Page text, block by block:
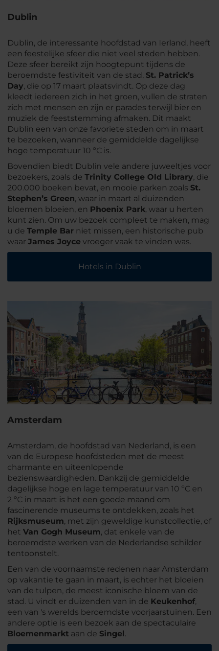
Dublin
Dublin, de interessante hoofdstad van Ierland, heeft
een feestelijke sfeer die niet veel steden hebben.
Deze sfeer bereikt zijn hoogtepunt tijdens de
beroemdste festiviteit van de stad, St. Patrick’s
Day, die op 17 maart plaatsvindt. Op deze dag
kleedt iedereen zich in het groen, vullen de straten
zich met mensen en zijn er parades terwijl bier en
muziek de feeststemming afmaken. Dit maakt
Dublin een van onze favoriete steden om in maart
te bezoeken, wanneer de gemiddelde dagelijkse
hoge temperatuur 10 ºC is.
Bovendien biedt Dublin vele andere juweeltjes voor
bezoekers, zoals de Trinity College Old Library, die
200.000 boeken bevat, en mooie parken zoals St.
Stephen’s Green, waar in maart al duizenden
bloemen bloeien, en Phoenix Park, waar u herten
kunt zien. Om uw bezoek compleet te maken, mag
u de Temple Bar niet missen, een historische pub
waar James Joyce vroeger vaak te vinden was.
Hotels in Dublin
Amsterdam
Amsterdam, de hoofdstad van Nederland, is een
van de Europese hoofdsteden met de meest
charmante en uiteenlopende
bezienswaardigheden. Dankzij de gemiddelde
dagelijkse hoge en lage temperatuur van 10 ºC en
2 ºC in maart is het een goede maand om
fascinerende museums te ontdekken, zoals het
Rijksmuseum, met zijn geweldige kunstcollectie, of
het Van Gogh Museum, dat enkele van de
beroemdste werken van de Nederlandse schilder
tentoonstelt.
Een van de voornaamste redenen naar Amsterdam
op vakantie te gaan in maart, is echter het bloeien
van de tulpen, de meest iconische bloem van de
stad. U vindt er duizenden van in de Keukenhof,
een van 's werelds beroemdste voorjaarstuinen. Een
andere optie is een bezoek aan de spectaculaire
Bloemenmarkt aan de Singel.